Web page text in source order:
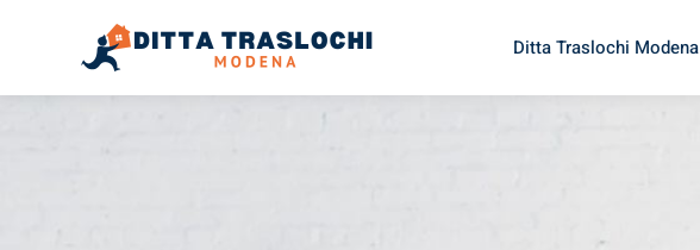
Ditta Traslochi Modena